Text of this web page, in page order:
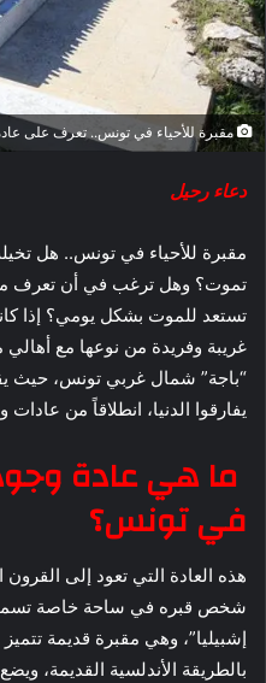
مقبرة للأحياء في تونس.. تعرف على
دعاء رحيل
مقبرة للأحياء في تونس.. هل
تموت؟ وهل ترغب في أن تعرف
تستعد للموت بشكل يومي؟ إذا
غريبة وفريدة من نوعها مع أهالي
“باجة” شمال غربي تونس، حيث
يفارقوا الدنيا، انطلاقاً من
ما هي عادة
في تونس؟
هذه العادة التي تعود إلى
شخص قبره في ساحة خاصة تسمى
إشبيليا”، وهي مقبرة قديمة
بالطريقة الأندلسية القديمة،